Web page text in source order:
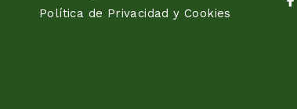
Política de Privacidad y Cookies